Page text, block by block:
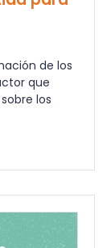
de los
que
los